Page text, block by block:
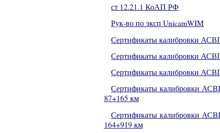
ст 12.21.1 КоАП РФ
Рук-во по эксп UnicamWIM
Сертификаты калибровки
Сертификаты калибровки
Сертификаты калибровки
Сертификаты калибровки
87+165 км
Сертификаты калибровки
164+919 км